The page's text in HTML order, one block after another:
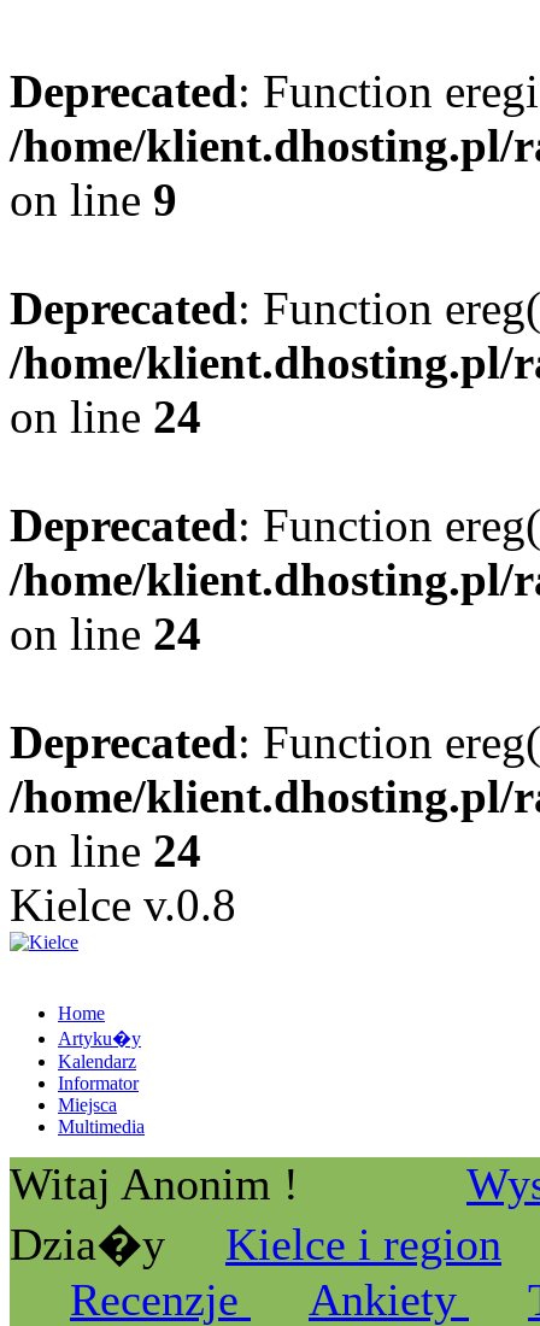
Deprecated: Function
/home/klient.dhosting.pl/
on line 9
Deprecated: Function
/home/klient.dhosting.pl/
on line 24
Deprecated: Function
/home/klient.dhosting.pl/
on line 24
Deprecated: Function
/home/klient.dhosting.pl/
on line 24
Kielce v.0.8
Home
Artyku�y
Kalendarz
Informator
Miejsca
Multimedia
Witaj Anonim !
Dzia�y
Kielce i region
Recenzje
Ankiety